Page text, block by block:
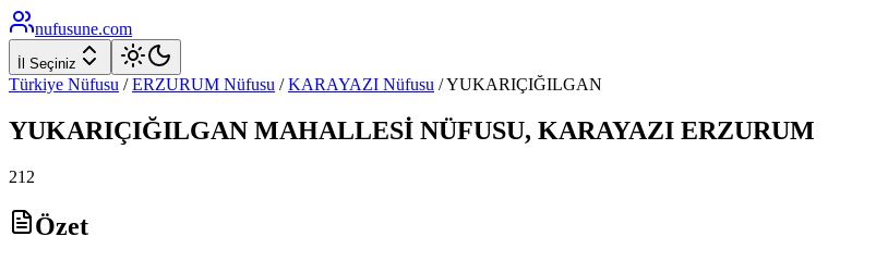
nufusune.com
İl Seçiniz
Türkiye Nüfusu / ERZURUM Nüfusu / KARAYAZI Nüfusu /YUKARIÇIĞILGAN
YUKARIÇIĞILGAN MAHALLESİ NÜFUSU, KARAYAZI ERZURUM
212
Özet